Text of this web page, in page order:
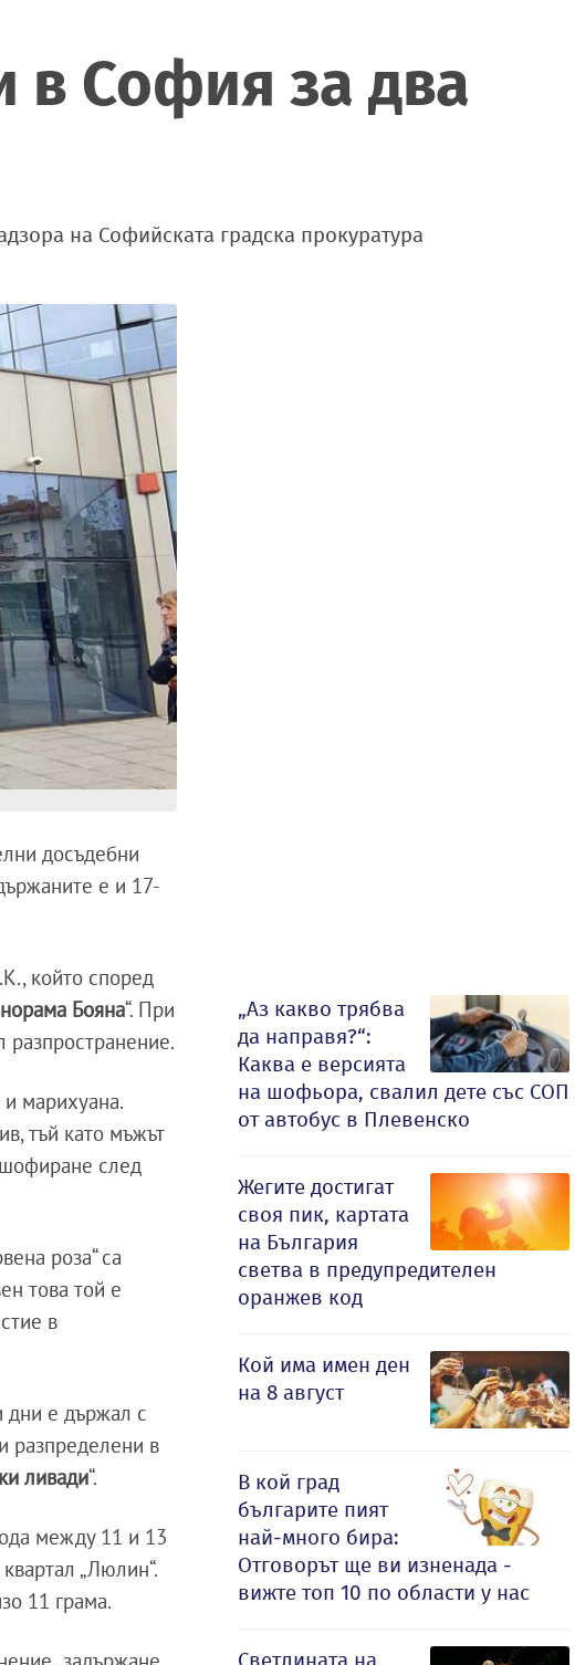
в София за два
на Софийската градска прокуратура
досъдебни
е и 17-
който според
Бояна“. При
разпространение.
марихуана.
тъй като мъжът
след
роза“ са
това той е
в
дни е държал с
разпределени в
ливади“.
между 11 и 13
„Люлин“.
11 грама.
„Аз какво трябва
да направя?“:
Каква е версията
на шофьора, свалил дете със СОП
от автобус в Плевенско
Жегите достигат
своя пик, картата
на България
светва в предупредителен
оранжев код
Кой има имен ден
на 8 август
В кой град
българите пият
най-много бира:
Отговорът ще ви изненада -
вижте топ 10 по области у нас